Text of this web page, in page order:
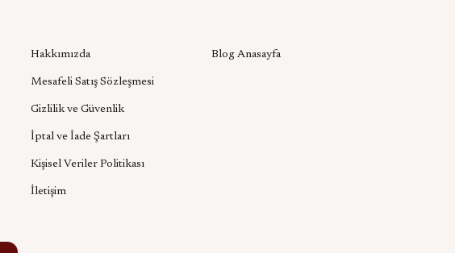
Hakkımızda
Mesafeli Satış Sözleşmesi
Gizlilik ve Güvenlik
İptal ve İade Şartları
Kişisel Veriler Politikası
İletişim
Blog Anasayfa